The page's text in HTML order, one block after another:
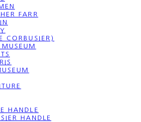
FARR
CORBUSIER)
HANDLE
HANDLE